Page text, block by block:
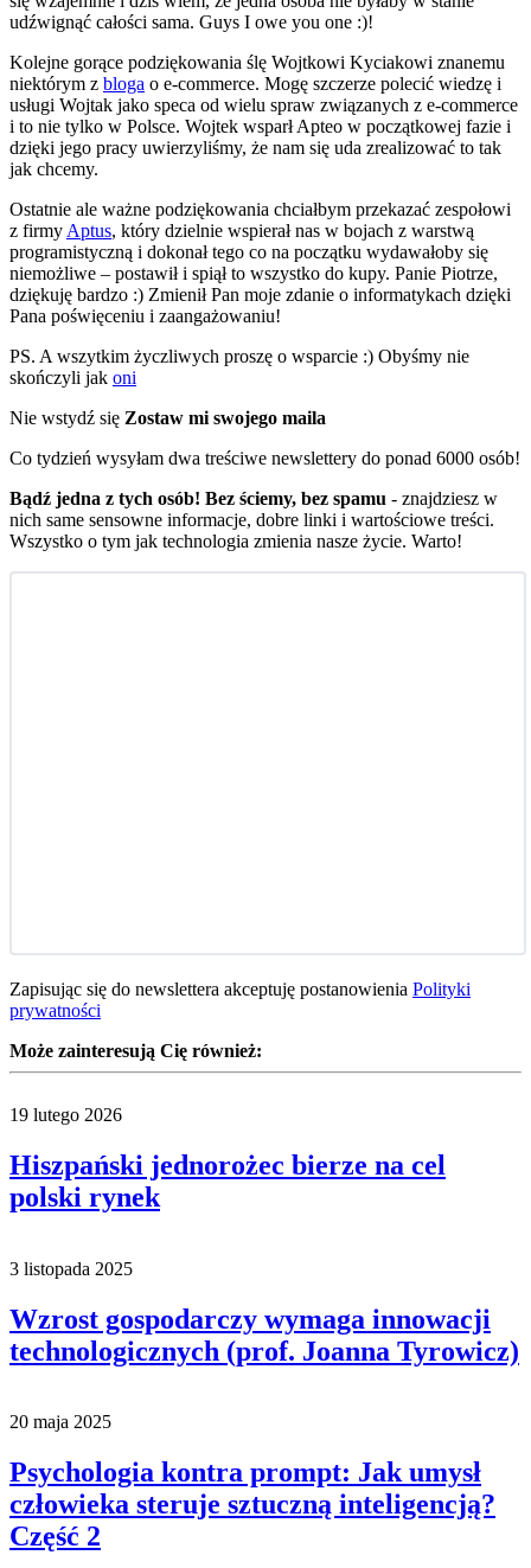
udźwignąć całości sama. Guys I owe you one :)!
Kolejne gorące podziękowania ślę Wojtkowi Kyciakowi znanemu
niektórym z bloga o e-commerce. Mogę szczerze polecić wiedzę i
usługi Wojtak jako speca od wielu spraw związanych z e-commerce
i to nie tylko w Polsce. Wojtek wsparł Apteo w początkowej fazie i
dzięki jego pracy uwierzyliśmy, że nam się uda zrealizować to tak
jak chcemy.
Ostatnie ale ważne podziękowania chciałbym przekazać zespołowi
z firmy Aptus, który dzielnie wspierał nas w bojach z warstwą
programistyczną i dokonał tego co na początku wydawałoby się
niemożliwe – postawił i spiął to wszystko do kupy. Panie Piotrze,
dziękuję bardzo :) Zmienił Pan moje zdanie o informatykach dzięki
Pana poświęceniu i zaangażowaniu!
PS. A wszytkim życzliwych proszę o wsparcie :) Obyśmy nie
skończyli jak oni
Nie wstydź się Zostaw mi swojego maila
Co tydzień wysyłam dwa treściwe newslettery do ponad 6000 osób!
Bądź jedna z tych osób! Bez ściemy, bez spamu - znajdziesz w
nich same sensowne informacje, dobre linki i wartościowe treści.
Wszystko o tym jak technologia zmienia nasze życie. Warto!
Zapisując się do newslettera akceptuję postanowienia Polityki
prywatności
Może zainteresują Cię również:
19 lutego 2026
Hiszpański jednorożec bierze na cel
polski rynek
3 listopada 2025
Wzrost gospodarczy wymaga innowacji
technologicznych (prof. Joanna Tyrowicz)
20 maja 2025
Psychologia kontra prompt: Jak umysł
człowieka steruje sztuczną inteligencją?
Część 2